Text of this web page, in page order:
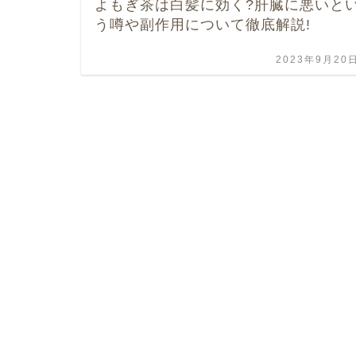
よもぎ茶は白髪に効く?肝臓に悪いと
う噂や副作用について徹底解説!
2023年9月20